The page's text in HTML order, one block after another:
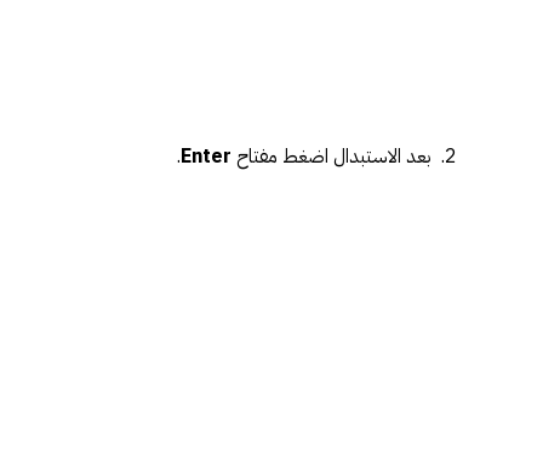
بعد الاستبدال اضغط مفتاح Enter
.